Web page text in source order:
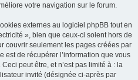
votre navigation sur le forum.
externes au logiciel phpBB tout en
», bien que ceux-ci soient hors de
couvrir seulement les pages créées par
est de récupérer l’information que vous
peut être, et n’est pas limité à : la
invité (désignée ci-après par